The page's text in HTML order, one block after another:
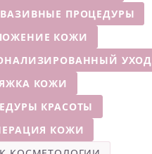
ПРОЦЕДУРЫ
КОЖИ
УХОД
КОЖИ
КРАСОТЫ
КОЖИ